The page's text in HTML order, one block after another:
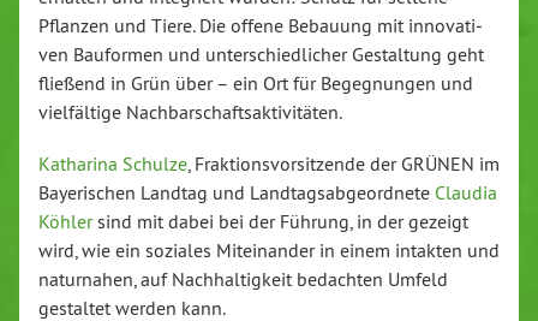
Pflanzen und Tiere. Die offene Bebauung mit in­no­va­ti­
ven Bauformen und un­ter­schied­li­cher Ge­stal­tung geht
fließend in Grün über – ein Ort für Be­geg­nun­gen und
viel­fäl­ti­ge Nach­bar­schafts­ak­ti­vi­tä­ten.
Katharina Schulze , Frak­ti­ons­vor­sit­zen­de der GRÜNEN im
Baye­ri­schen Landtag und Land­tags­ab­ge­ord­ne­te Claudia
Köhlersind mit dabei bei der Führung, in der gezeigt
wird, wie ein soziales Mit­ein­an­der in einem intakten und
na­tur­na­hen, auf Nach­hal­tig­keit bedachten Umfeld
gestaltet werden kann.